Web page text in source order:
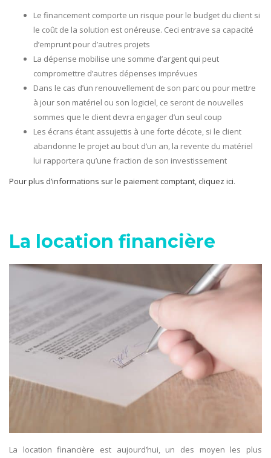
Le financement comporte un risque pour le budget du client si
le coût de la solution est onéreuse. Ceci entrave sa capacité
d’emprunt pour d’autres projets
La dépense mobilise une somme d’argent qui peut
compromettre d’autres dépenses imprévues
Dans le cas d’un renouvellement de son parc ou pour mettre
à jour son matériel ou son logiciel, ce seront de nouvelles
sommes que le client devra engager d’un seul coup
Les écrans étant assujettis à une forte décote, si le client
abandonne le projet au bout d’un an, la revente du matériel
lui rapportera qu’une fraction de son investissement
Pour plus d’informations sur le paiement comptant, cliquez ici.
La location financière
La location financière est aujourd’hui, un des moyen les plus